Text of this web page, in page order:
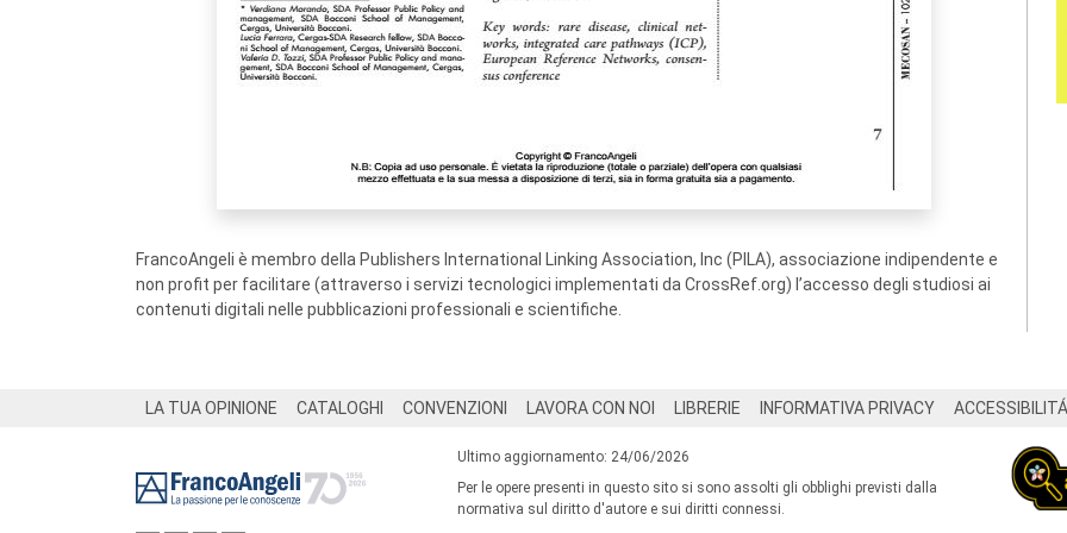
FrancoAngeli è membro della Publishers International Linking Association, Inc (PILA), associazione indipendente e
non profit per facilitare (attraverso i servizi tecnologici implementati da CrossRef.org) l’accesso degli studiosi ai
contenuti digitali nelle pubblicazioni professionali e scientifiche.
LA TUA OPINIONE CATALOGHI CONVENZIONI LAVORA CON NOI LIBRERIE INFORMATIVA PRIVACY ACCESSIBILITÁ
Ultimo aggiornamento: 24/06/2026
Per le opere presenti in questo sito si sono assolti gli obblighi previsti dalla
normativa sul diritto d'autore e sui diritti connessi.